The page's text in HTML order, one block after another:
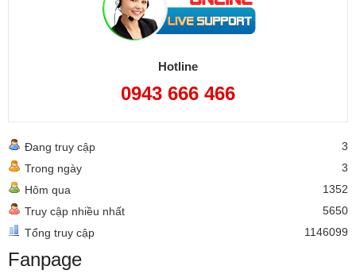
Hotline
0943 666 466
Đang truy cập
3
Trong ngày
3
Hôm qua
1352
Truy cập nhiều nhất
5650
Tổng truy cập
1146099
Fanpage